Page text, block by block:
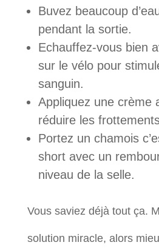
Buvez beaucoup
pendant la sortie.
Echauffez-vous bien
sur le vélo pour
sanguin.
Appliquez une crème
réduire les
Portez un chamois
short avec un
niveau de la selle.
Vous saviez déjà tout ça.
solution miracle, alors